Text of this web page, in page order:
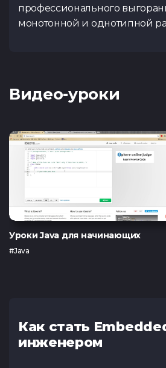
профессионального
монотонной и однотипной
Видео-уроки
Уроки Java для начинающих
#Java
Как стать
инженером